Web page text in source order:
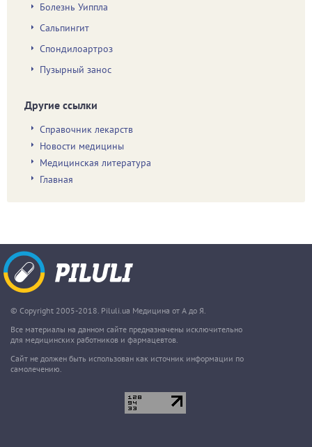
Болезнь Уиппла
Сальпингит
Спондилоартроз
Пузырный занос
Другие ссылки
Справочник лекарств
Новости медицины
Медицинская литература
Главная
© Copyright 2005-2018. Piluli.ua Медицина от А до Я.
Все материалы на данном сайте предназначены исключительно
для медицинских работников и фармацевтов.
Сайт не должен быть использован как источник информации по
самолечению.